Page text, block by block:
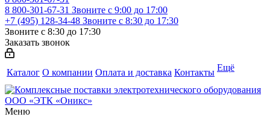
8 800-301-67-31 Звоните с 9:00 до 17:00
+7 (495) 128-34-48 Звоните с 8:30 до 17:30
Звоните с 8:30 до 17:30
Заказать звонок
Каталог О компании Оплата и доставка Контакты Ещё
Меню